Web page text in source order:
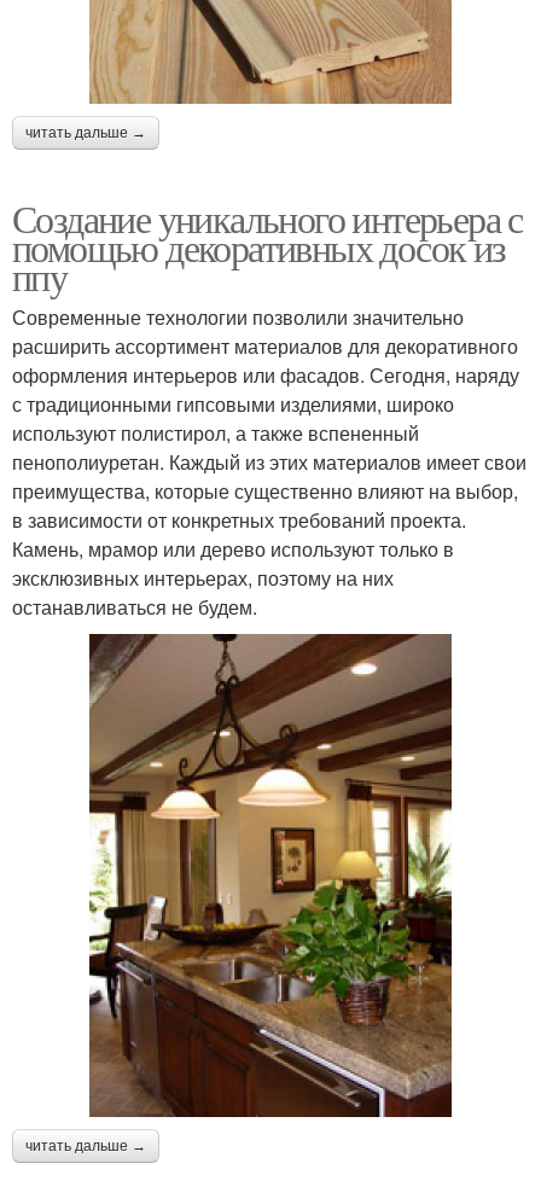
читать дальше →
Создание уникального интерьера с
помощью декоративных досок из
ппу
Современные технологии позволили значительно
расширить ассортимент материалов для декоративного
оформления интерьеров или фасадов. Сегодня, наряду
с традиционными гипсовыми изделиями, широко
используют полистирол, а также вспененный
пенополиуретан. Каждый из этих материалов имеет свои
преимущества, которые существенно влияют на выбор,
в зависимости от конкретных требований проекта.
Камень, мрамор или дерево используют только в
эксклюзивных интерьерах, поэтому на них
останавливаться не будем.
читать дальше →